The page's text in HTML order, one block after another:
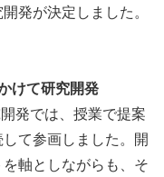
発が決定しました。
けて研究開発
発では、授業で提案
て参画しました。開
軸としながらも、そ